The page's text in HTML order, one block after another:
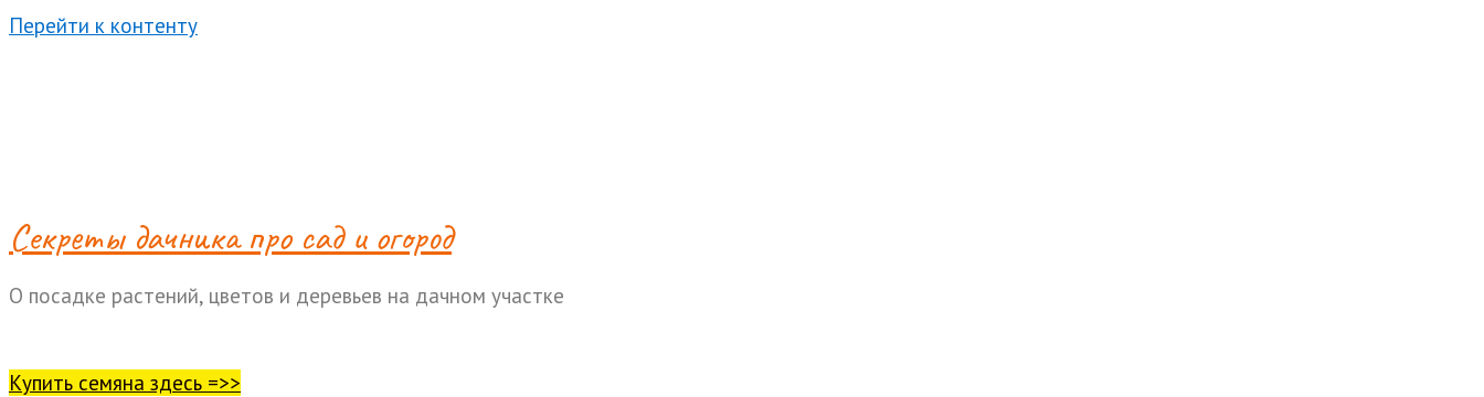
Перейти к контенту
Cекреты дачника про сад и огород
О посадке растений, цветов и деревьев на дачном участке
Купить семяна здесь =>>